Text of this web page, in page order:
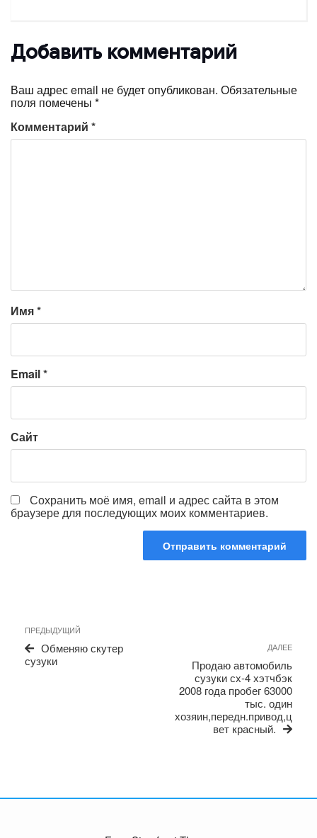
Добавить комментарий
Ваш адрес email не будет опубликован. Обязательные
поля помечены *
Комментарий *
Имя*
Email*
Сайт
Сохранить моё имя, email и адрес сайта в этом
браузере для последующих моих комментариев.
по
записям
Предыдущая
запись
ПРЕДЫДУЩИЙ
Обменяю скутер
сузуки
ДАЛЕЕ
Продаю автомобиль
сузуки сх-4 хэтчбэк
2008 года пробег 63000
тыс. один
хозяин,передн.привод,ц
вет красный.